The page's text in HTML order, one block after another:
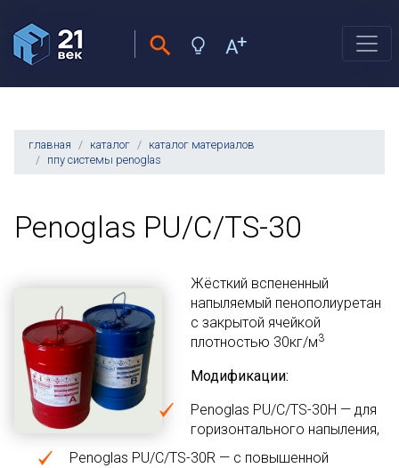
главная каталог
каталог материалов
ппу системы penoglas
Penoglas PU/C/TS-30
Жёсткий вспененный
напыляемый пенополиуретан
с закрытой ячейкой
плотностью 30кг/м3
Модификации:
Penoglas PU/C/TS-30H — для
горизонтального напыления,
Penoglas PU/C/TS-30R — с повышенной